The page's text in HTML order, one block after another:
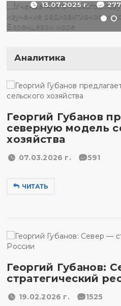
13.07.2025 г.
Аналитика
Георгий Губанов
северную модель
хозяйства
07.03.2026 г. 591
ЧИТАТЬ
Георгий Губанов:
стратегический
19.02.2026 г. 1525